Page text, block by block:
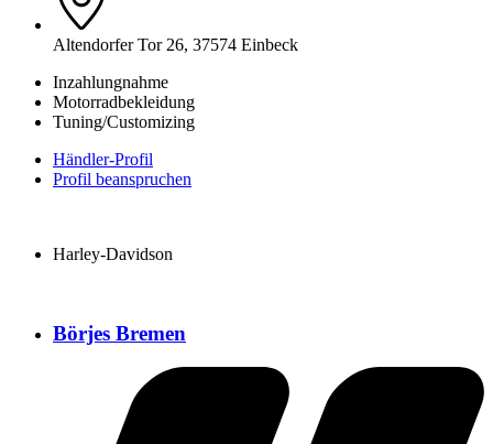
Altendorfer Tor 26, 37574 Einbeck
Inzahlungnahme
Motorradbekleidung
Tuning/Customizing
Händler-Profil
Profil beanspruchen
Harley-Davidson
Börjes Bremen